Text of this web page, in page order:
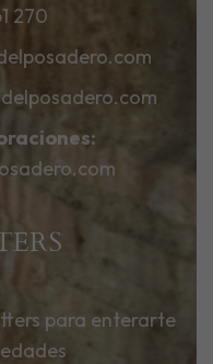
270
para enterarte